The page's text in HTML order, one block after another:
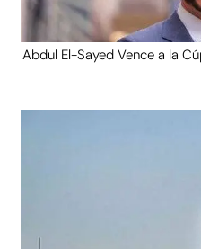
Abdul El-Sayed Vence a la